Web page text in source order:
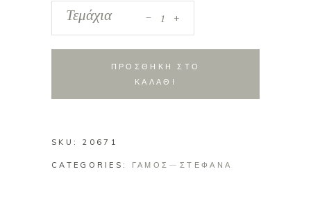
Χειροποίητα
Τεμάχια +
ΠΡΟΣΘΗΚΗ ΣΤΟ
ΚΑΛΑΘΙ
SKU: 20671
CATEGORIES: ΓΑΜΟΣ ΣΤΕΦΑΝΑ